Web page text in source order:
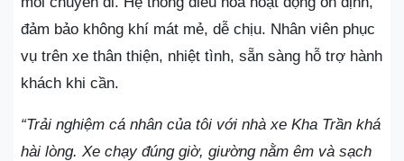
đảm bảo không khí mát mẻ, dễ chịu. Nhân viên phục
vụ trên xe thân thiện, nhiệt tình, sẵn sàng hỗ trợ hành
khách khi cần.
“Trải nghiệm cá nhân của tôi với nhà xe Kha Trần khá
hài lòng. Xe chạy đúng giờ, giường nằm êm và sạch